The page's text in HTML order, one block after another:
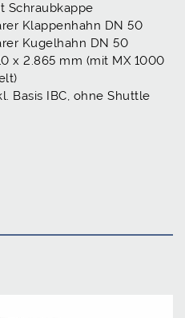
Schraubkappe
Klappenhahn DN 50
Kugelhahn DN 50
x 2.865 mm (mit MX 1000
Basis IBC, ohne Shuttle